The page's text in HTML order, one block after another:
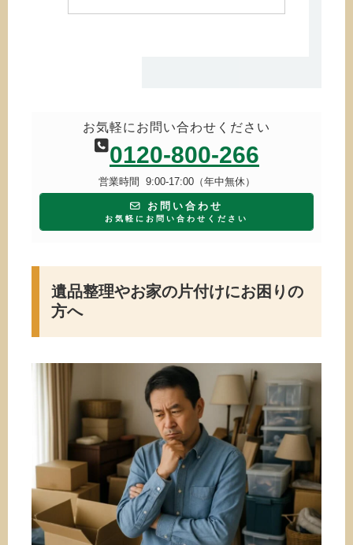
お気軽にお問い合わせください
0120-800-266
営業時間 9:00-17:00（年中無休）
お問い合わせ
お気軽にお問い合わせください
遺品整理やお家の片付けにお困りの
方へ